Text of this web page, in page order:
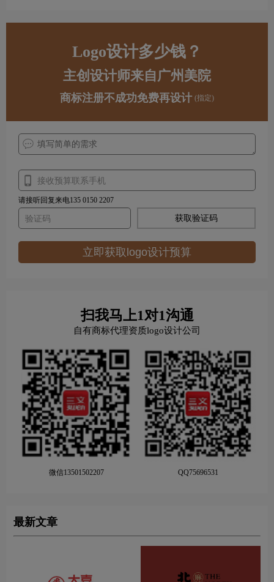
Logo设计多少钱？
主创设计师来自广州美院
商标注册不成功免费再设计 (指定)
请接听回复来电135 0150 2207
获取验证码
立即获取logo设计预算
扫我马上1对1沟通
自有商标代理资质logo设计公司
微信13501502207 QQ75696531
最新文章